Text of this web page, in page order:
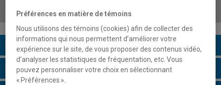
Description du cours
Horaire - Été 2026
Préférences en matière de témoins
Nous utilisons des témoins (cookies) afin de collecter des
informations qui nous permettent d’améliorer votre
expérience sur le site, de vous proposer des contenus vidéo,
d’analyser les statistiques de fréquentation, etc. Vous
pouvez personnaliser votre choix en sélectionnant
« Préférences ».